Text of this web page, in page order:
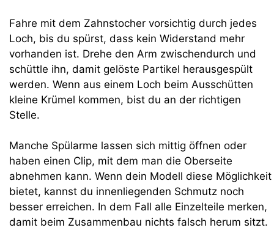
Fahre mit dem Zahnstocher vorsichtig durch jedes
Loch, bis du spürst, dass kein Widerstand mehr
vorhanden ist. Drehe den Arm zwischendurch und
schüttle ihn, damit gelöste Partikel herausgespült
werden. Wenn aus einem Loch beim Ausschütten
kleine Krümel kommen, bist du an der richtigen
Stelle.
Manche Spülarme lassen sich mittig öffnen oder
haben einen Clip, mit dem man die Oberseite
abnehmen kann. Wenn dein Modell diese Möglichkeit
bietet, kannst du innenliegenden Schmutz noch
besser erreichen. In dem Fall alle Einzelteile merken,
damit beim Zusammenbau nichts falsch herum sitzt.